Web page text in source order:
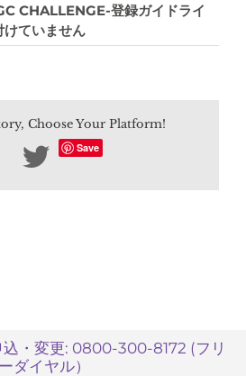
CHALLENGE-登録ガイドライ
けていません
Choose Your Platform!
Facebook
Twitter
Save
・変更: 0800-300-8172 (フリ
ーダイヤル）